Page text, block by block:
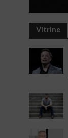
Vitrine